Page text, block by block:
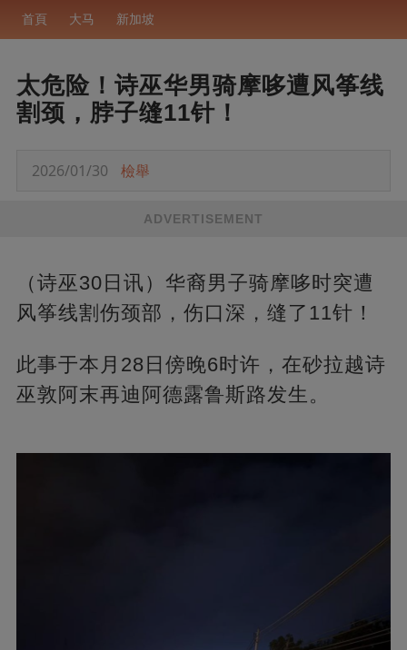
首頁 大马 新加坡
太危险！诗巫华男骑摩哆遭风筝线
割颈，脖子缝11针！
2026/01/30 檢舉
ADVERTISEMENT
（诗巫30日讯）华裔男子骑摩哆时突遭
风筝线割伤颈部，伤口深，缝了11针！
此事于本月28日傍晚6时许，在砂拉越诗
巫敦阿末再迪阿德露鲁斯路发生。